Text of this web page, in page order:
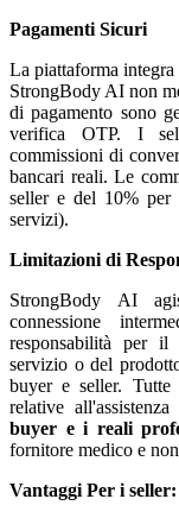
Pagamenti Sicuri
La piattaforma
StrongBody AI non
di pagamento sono
verifica OTP. I
commissioni di
bancari reali. Le
seller e del 10% per
servizi).
Limitazioni di
StrongBody AI
connessione
responsabilità per il
servizio o del
buyer e seller.
relative
buyer e i reali
fornitore medico e
Vantaggi Per i seller: